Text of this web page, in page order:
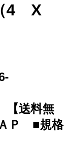
4 X
送料無
Ｐ ■規格